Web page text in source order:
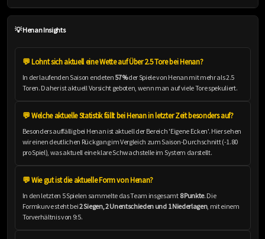
💡 Henan Insights
💬 Lohnt sich aktuell eine Wette auf Über 2.5 Tore bei Henan?
In der laufenden Saison endeten57%der Spiele von Henan mit mehr als 2.5
Toren. Daher ist aktuell Vorsicht geboten, wenn man auf viele Tore spekuliert.
💬 Welche aktuelle Statistik fällt bei Henan in letzter Zeit besonders auf?
Besonders auffällig bei Henan ist aktuell der Bereich 'Eigene Ecken'. Hier sehen
wir einen deutlichen Rückgang im Vergleich zum Saison-Durchschnitt (-1.80
pro Spiel), was aktuell eine klare Schwachstelle im System darstellt.
💬 Wie gut ist die aktuelle Form von Henan?
In den letzten 5 Spielen sammelte das Team insgesamt 8 Punkte. Die
Formkurve steht bei2 Siegen, 2 Unentschieden und 1 Niederlagen, mit einem
Torverhältnis von 9:5.